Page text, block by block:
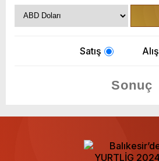
Satış Alış